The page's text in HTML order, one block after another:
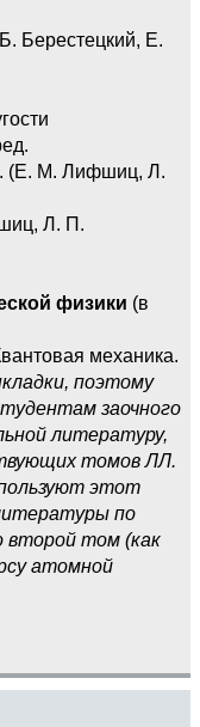
Берестецкий, Е.
(Е. М. Лифшиц, Л.
Л. П.
физики (в
механика.
поэтому
заочного
литературу,
томов ЛЛ.
этот
по
второй том (как
атомной